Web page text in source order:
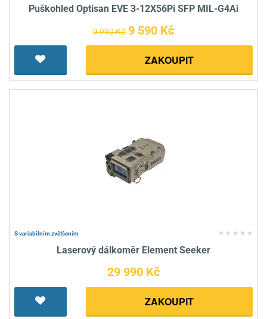
Puškohled Optisan EVE 3-12X56Pi SFP MIL-G4Ai
9 990 Kč 9 590 Kč
ZAKOUPIT
S variabilním zvětšením
Laserový dálkoměr Element Seeker
29 990 Kč
ZAKOUPIT